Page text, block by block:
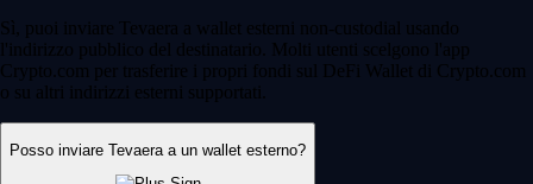
Sì, puoi inviare Tevaera a wallet esterni non-custodial usando
l'indirizzo pubblico del destinatario. Molti utenti scelgono l'app
Crypto.com per trasferire i propri fondi sul DeFi Wallet di Crypto.com
o su altri indirizzi esterni supportati.
Posso inviare Tevaera a un wallet esterno?